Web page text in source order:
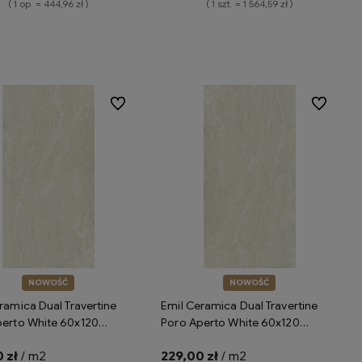
( 1 op. = 444,96 zł ) ( 1 szt. = 1 564,59 zł )
NOWOŚĆ
Dual Travertine
White 60x120
trawertyn
zł/ m2
Do ulubionych
NOWOŚĆ
Emil Ceramica Dual Travertine
Poro Aperto White 60x120
imitujące trawertyn
229,00 zł / m2
Do